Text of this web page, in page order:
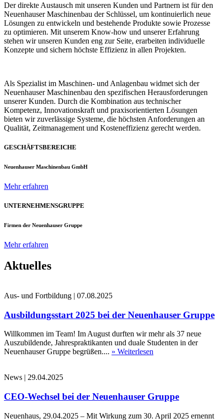
Der direkte Austausch mit unseren Kunden und Partnern ist für den
Neuenhauser Maschinenbau der Schlüssel, um kontinuierlich neue
Lösungen zu entwickeln und bestehende Produkte sowie Prozesse
zu optimieren. Mit unserem Know-how und unserer Erfahrung
stehen wir unseren Kunden eng zur Seite, erarbeiten individuelle
Konzepte und sichern höchste Effizienz in allen Projekten.
Als Spezialist im Maschinen- und Anlagenbau widmet sich der
Neuenhauser Maschinenbau den spezifischen Herausforderungen
unserer Kunden. Durch die Kombination aus technischer
Kompetenz, Innovationskraft und praxisorientierten Lösungen
bieten wir zuverlässige Systeme, die höchsten Anforderungen an
Qualität, Zeitmanagement und Kosteneffizienz gerecht werden.
GESCHÄFTSBEREICHE
Neuenhauser Maschinenbau GmbH
Mehr erfahren
UNTERNEHMENSGRUPPE
Firmen der Neuenhauser Gruppe
Mehr erfahren
Aktuelles
Aus- und Fortbildung | 07.08.2025
Ausbildungsstart 2025 bei der Neuenhauser Gruppe
Willkommen im Team! Im August durften wir mehr als 37 neue
Auszubildende, Jahrespraktikanten und duale Studenten in der
Neuenhauser Gruppe begrüßen.... » Weiterlesen
News | 29.04.2025
CEO-Wechsel bei der Neuenhauser Gruppe
Neuenhaus, 29.04.2025 – Mit Wirkung zum 30. April 2025 ernennt